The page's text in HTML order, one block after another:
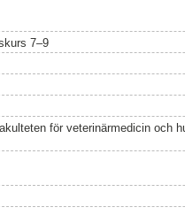
7–9
för veterinärmedicin och